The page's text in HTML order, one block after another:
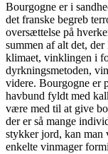
Bourgogne er i
det franske begreb
oversættelse på
summen af alt det,
klimaet, vinklingen i
dyrkningsmetoden,
videre. Bourgogne er
havbund fyldt med
være med til at give
der er så mange
stykker jord, kan man
enkelte vinmager